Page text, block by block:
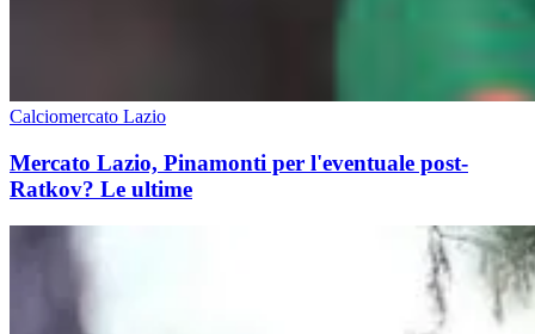
Calciomercato Lazio
Mercato Lazio, Pinamonti per l'eventuale post-
Ratkov? Le ultime